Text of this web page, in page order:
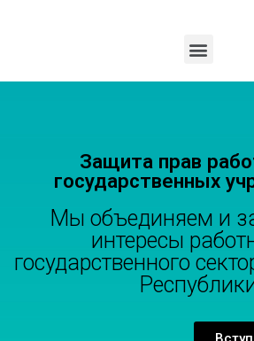
Защита прав
государственных
Мы объединяем и
интересы
государственного